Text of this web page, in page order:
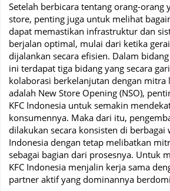
Setelah berbicara tentang orang-orang
store, penting juga untuk melihat
dapat memastikan infrastruktur dan
berjalan optimal, mulai dari ketika
dijalankan secara efisien. Dalam
ini terdapat tiga bidang yang secara
kolaborasi berkelanjutan dengan mitra
adalah New Store Opening (NSO),
KFC Indonesia untuk semakin
konsumennya. Maka dari itu,
dilakukan secara konsisten di berbagai
Indonesia dengan tetap melibatkan
sebagai bagian dari prosesnya. Untuk
KFC Indonesia menjalin kerja sama
partner aktif yang dominannya